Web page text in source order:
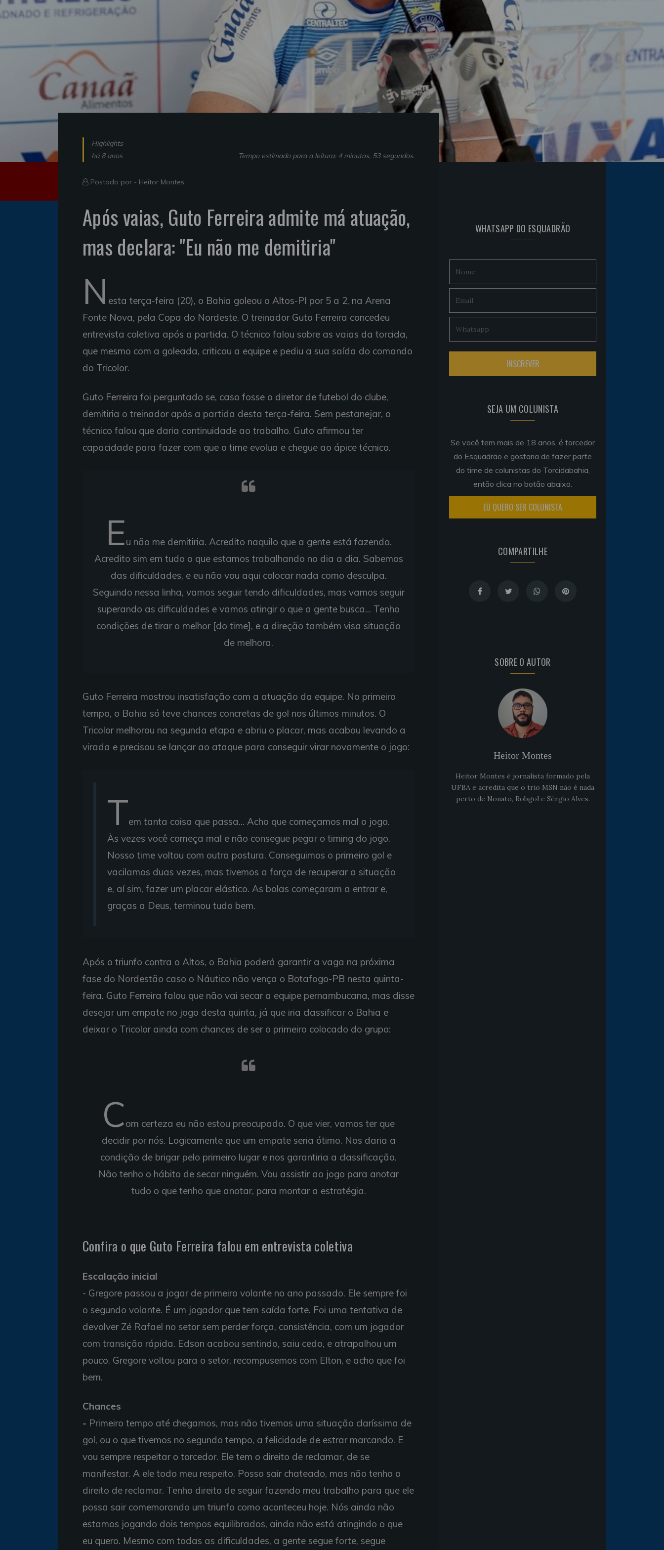
Highlights
há 8 anos
Tempo estimado para a leitura: 4 minutos, 53 segundos.
Postado por - Heitor Montes
Após vaias, Guto Ferreira admite má atuação,
mas declara: "Eu não me demitiria"
N esta terça-feira (20), o Bahia goleou o Altos-PI por 5 a 2, na Arena
Fonte Nova, pela Copa do Nordeste. O treinador Guto Ferreira concedeu
entrevista coletiva após a partida. O técnico falou sobre as vaias da torcida,
que mesmo com a goleada, criticou a equipe e pediu a sua saída do comando
do Tricolor.
Guto Ferreira foi perguntado se, caso fosse o diretor de futebol do clube,
demitiria o treinador após a partida desta terça-feira. Sem pestanejar, o
técnico falou que daria continuidade ao trabalho. Guto afirmou ter
capacidade para fazer com que o time evolua e chegue ao ápice técnico.
Eu não me demitiria. Acredito naquilo que a gente está fazendo.
Acredito sim em tudo o que estamos trabalhando no dia a dia. Sabemos
das dificuldades, e eu não vou aqui colocar nada como desculpa.
Seguindo nessa linha, vamos seguir tendo dificuldades, mas vamos seguir
superando as dificuldades e vamos atingir o que a gente busca... Tenho
condições de tirar o melhor [do time], e a direção também visa situação
de melhora.
Guto Ferreira mostrou insatisfação com a atuação da equipe. No primeiro
tempo, o Bahia só teve chances concretas de gol nos últimos minutos. O
Tricolor melhorou na segunda etapa e abriu o placar, mas acabou levando a
virada e precisou se lançar ao ataque para conseguir virar novamente o jogo:
Tem tanta coisa que passa... Acho que começamos mal o jogo.
Às vezes você começa mal e não consegue pegar o timing do jogo.
Nosso time voltou com outra postura. Conseguimos o primeiro gol e
vacilamos duas vezes, mas tivemos a força de recuperar a situação
e, aí sim, fazer um placar elástico. As bolas começaram a entrar e,
graças a Deus, terminou tudo bem.
Após o triunfo contra o Altos, o Bahia poderá garantir a vaga na próxima
fase do Nordestão caso o Náutico não vença o Botafogo-PB nesta quinta-
feira. Guto Ferreira falou que não vai secar a equipe pernambucana, mas disse
desejar um empate no jogo desta quinta, já que iria classificar o Bahia e
deixar o Tricolor ainda com chances de ser o primeiro colocado do grupo:
Com certeza eu não estou preocupado. O que vier, vamos ter que
decidir por nós. Logicamente que um empate seria ótimo. Nos daria a
condição de brigar pelo primeiro lugar e nos garantiria a classificação.
Não tenho o hábito de secar ninguém. Vou assistir ao jogo para anotar
tudo o que tenho que anotar, para montar a estratégia.
Confira o que Guto Ferreira falou em entrevista coletiva
Escalação inicial
- Gregore passou a jogar de primeiro volante no ano passado. Ele sempre foi
o segundo volante. É um jogador que tem saída forte. Foi uma tentativa de
devolver Zé Rafael no setor sem perder força, consistência, com um jogador
com transição rápida. Edson acabou sentindo, saiu cedo, e atrapalhou um
pouco. Gregore voltou para o setor, recompusemos com Elton, e acho que foi
bem.
Chances
- Primeiro tempo até chegamos, mas não tivemos uma situação claríssima de
gol, ou o que tivemos no segundo tempo, a felicidade de estrar marcando. E
vou sempre respeitar o torcedor. Ele tem o direito de reclamar, de se
manifestar. A ele todo meu respeito. Posso sair chateado, mas não tenho o
direito de reclamar. Tenho direito de seguir fazendo meu trabalho para que ele
possa sair comemorando um triunfo como aconteceu hoje. Nós ainda não
estamos jogando dois tempos equilibrados, ainda não está atingindo o que
eu quero. Mesmo com todas as dificuldades, a gente segue forte, segue
WHATSAPP DO ESQUADRÃO
SEJA UM COLUNISTA
Se você tem mais de 18 anos, é torcedor
do Esquadrão e gostaria de fazer parte
do time de colunistas do Torcidabahia,
então clica no botão abaixo.
EU QUERO SER COLUNISTA
COMPARTILHE
SOBRE O AUTOR
Heitor Montes
Heitor Montes é jornalista formado pela
UFBA e acredita que o trio MSN não é nada
perto de Nonato, Robgol e Sérgio Alves.